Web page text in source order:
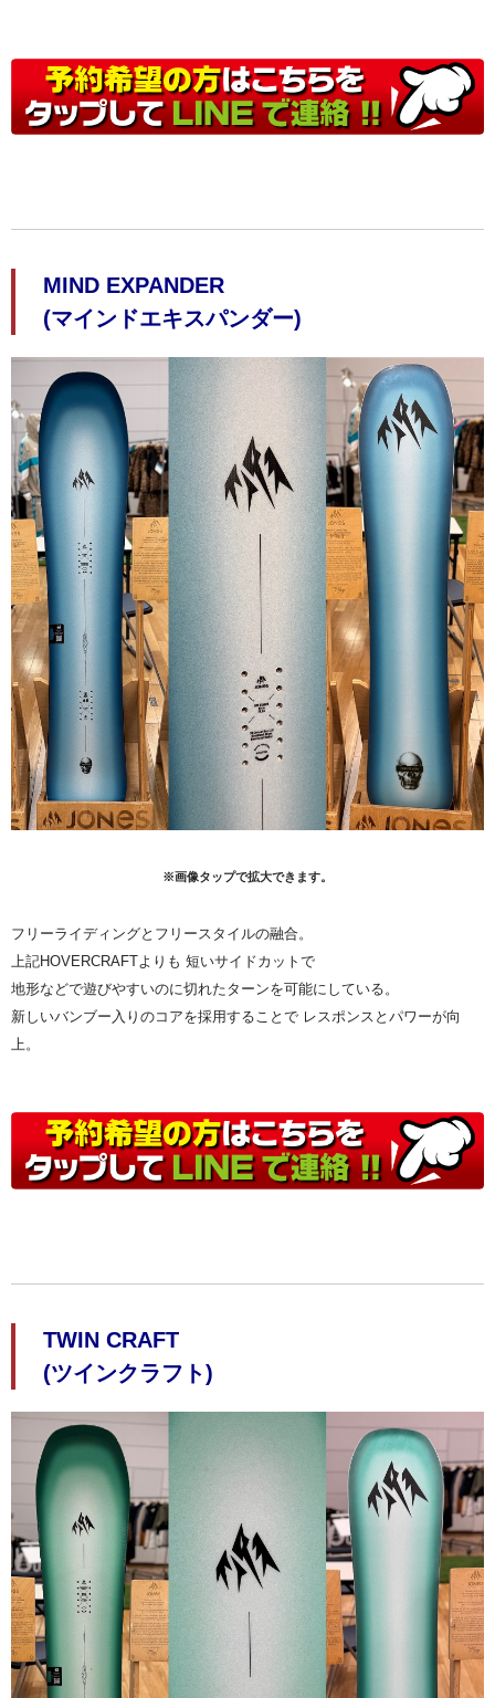
MIND EXPANDER
(マインドエキスパンダー)
※画像タップで拡大できます。
フリーライディングとフリースタイルの融合。
上記HOVERCRAFTよりも 短いサイドカットで
地形などで遊びやすいのに切れたターンを可能にしている。
新しいバンブー入りのコアを採用することで レスポンスとパワーが向
上。
TWIN CRAFT
(ツインクラフト)